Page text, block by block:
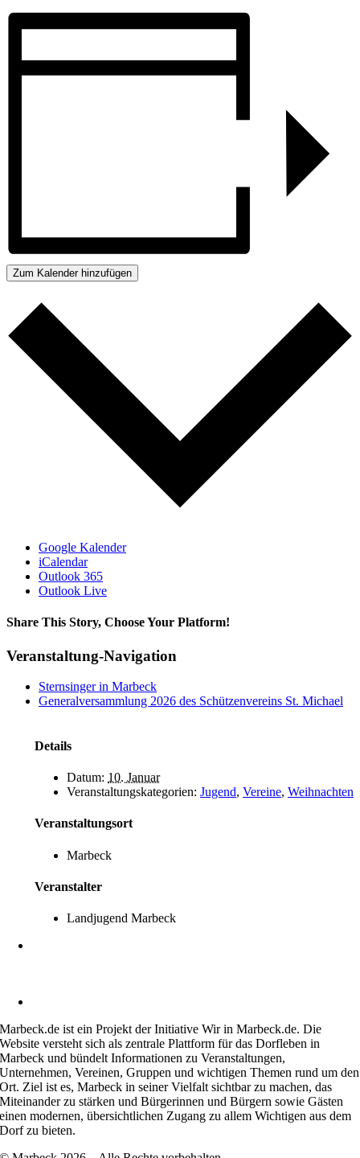
Zum Kalender hinzufügen
Google Kalender
iCalendar
Outlook 365
Outlook Live
Share This Story, Choose Your Platform!
Facebook
X
Bluesky
Reddit
LinkedIn
WhatsApp
Telegram
Tumblr
Xing
Email
Copy
Veranstaltung-Navigation
Sternsinger in Marbeck
Generalversammlung 2026 des Schützenvereins St. Michael
Details
Datum: 10. Januar
Veranstaltungskategorien: Jugend, Vereine, Weihnachten
Veranstaltungsort
Marbeck
Veranstalter
Landjugend Marbeck
Marbeck.de ist ein Projekt der Initiative Wir in Marbeck.de. Die
Website versteht sich als zentrale Plattform für das Dorfleben in
Marbeck und bündelt Informationen zu Veranstaltungen,
Unternehmen, Vereinen, Gruppen und wichtigen Themen rund um den
Ort. Ziel ist es, Marbeck in seiner Vielfalt sichtbar zu machen, das
Miteinander zu stärken und Bürgerinnen und Bürgern sowie Gästen
einen modernen, übersichtlichen Zugang zu allem Wichtigen aus dem
Dorf zu bieten.